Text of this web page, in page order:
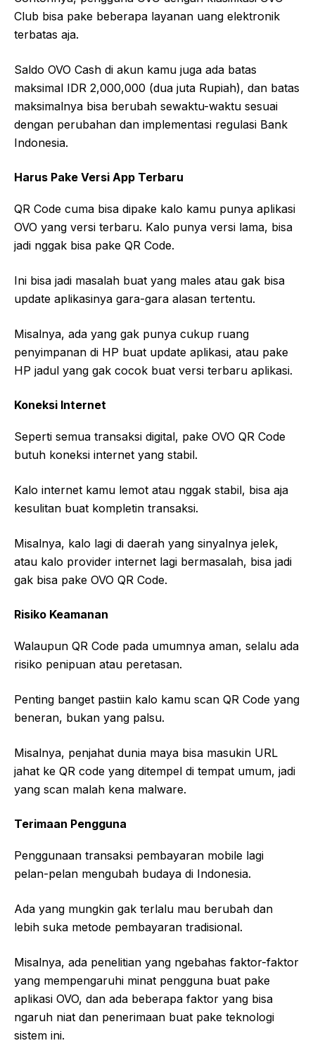
Club bisa pake beberapa layanan uang elektronik
terbatas aja.
Saldo OVO Cash di akun kamu juga ada batas
maksimal IDR 2,000,000 (dua juta Rupiah), dan batas
maksimalnya bisa berubah sewaktu-waktu sesuai
dengan perubahan dan implementasi regulasi Bank
Indonesia.
Harus Pake Versi App Terbaru
QR Code cuma bisa dipake kalo kamu punya aplikasi
OVO yang versi terbaru. Kalo punya versi lama, bisa
jadi nggak bisa pake QR Code.
Ini bisa jadi masalah buat yang males atau gak bisa
update aplikasinya gara-gara alasan tertentu.
Misalnya, ada yang gak punya cukup ruang
penyimpanan di HP buat update aplikasi, atau pake
HP jadul yang gak cocok buat versi terbaru aplikasi.
Koneksi Internet
Seperti semua transaksi digital, pake OVO QR Code
butuh koneksi internet yang stabil.
Kalo internet kamu lemot atau nggak stabil, bisa aja
kesulitan buat kompletin transaksi.
Misalnya, kalo lagi di daerah yang sinyalnya jelek,
atau kalo provider internet lagi bermasalah, bisa jadi
gak bisa pake OVO QR Code.
Risiko Keamanan
Walaupun QR Code pada umumnya aman, selalu ada
risiko penipuan atau peretasan.
Penting banget pastiin kalo kamu scan QR Code yang
beneran, bukan yang palsu.
Misalnya, penjahat dunia maya bisa masukin URL
jahat ke QR code yang ditempel di tempat umum, jadi
yang scan malah kena malware.
Terimaan Pengguna
Penggunaan transaksi pembayaran mobile lagi
pelan-pelan mengubah budaya di Indonesia.
Ada yang mungkin gak terlalu mau berubah dan
lebih suka metode pembayaran tradisional.
Misalnya, ada penelitian yang ngebahas faktor-faktor
yang mempengaruhi minat pengguna buat pake
aplikasi OVO, dan ada beberapa faktor yang bisa
ngaruh niat dan penerimaan buat pake teknologi
sistem ini.